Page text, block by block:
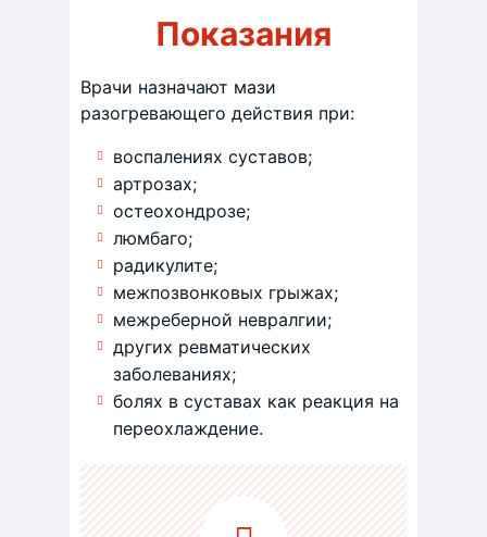
Показания
Врачи назначают мази
разогревающего действия при:
воспалениях суставов;
артрозах;
остеохондрозе;
люмбаго;
радикулите;
межпозвонковых грыжах;
межреберной невралгии;
других ревматических
заболеваниях;
болях в суставах как реакция на
переохлаждение.